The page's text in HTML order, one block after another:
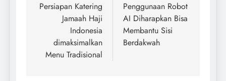
Persiapan Katering
Jamaah Haji
Indonesia
dimaksimalkan
Menu Tradisional
Penggunaan Robot
AI Diharapkan Bisa
Membantu Sisi
Berdakwah